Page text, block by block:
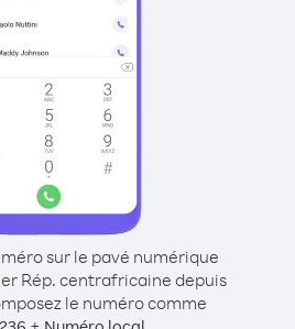
sur le pavé numérique
Rép. centrafricaine depuis
le numéro comme